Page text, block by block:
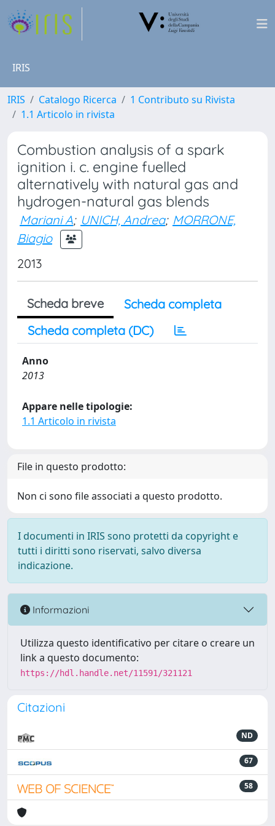
IRIS
IRIS Catalogo Ricerca
1 Contributo su Rivista
1.1 Articolo in rivista
Combustion analysis of a spark
ignition i. c. engine fuelled
alternatively with natural gas and
hydrogen-natural gas blends
Mariani A; UNICH, Andrea; MORRONE,
Biagio
2013
Scheda breve
Scheda completa
Scheda completa (DC)
Anno
2013
Appare nelle tipologie:
1.1 Articolo in rivista
File in questo prodotto:
Non ci sono file associati a questo prodotto.
I documenti in IRIS sono protetti da copyright e
tutti i diritti sono riservati, salvo diversa
indicazione.
Informazioni
Utilizza questo identificativo per citare o creare un
link a questo documento:
https://hdl.handle.net/11591/321121
Citazioni
ND
67
58